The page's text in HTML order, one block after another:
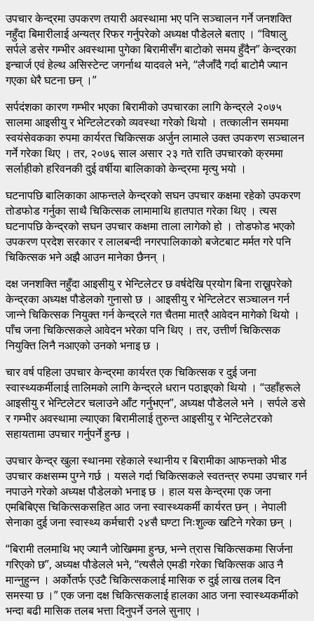
उपचार केन्द्रमा उपकरण तयारी अवस्थामा भए पनि सञ्चालन गर्ने जनशक्ति
नहुँदा बिमारीलाई अन्यत्र रिफर गर्नुपरेको अध्यक्ष पौडेलले बताए । “विषालु
सर्पले डसेर गम्भीर अवस्थामा पुगेका बिरामीसँग बाटोको समय हुँदैन” केन्द्रका
इन्चार्ज एवं हेल्थ असिस्टेन्ट जगर्नाथ यादवले भने, “लैजाँदै गर्दा बाटोमै ज्यान
गएका धेरै घटना छन् ।”
सर्पदंशका कारण गम्भीर भएका बिरामीको उपचारका लागि केन्द्रले २०७५
सालमा आइसीयु र भेन्टिलेटरको व्यवस्था गरेको थियो । तत्कालीन समयमा
स्वयंसेवकका रुपमा कार्यरत चिकित्सक अर्जुन लामाले उक्त उपकरण सञ्चालन
गर्ने गरेका थिए । तर, २०७६ साल असार २३ गते राति उपचारको क्रममा
सर्लाहीको हरिवनकी दुई वर्षीया बालिकाको केन्द्रमा मृत्यु भयो ।
घटनापछि बालिकाका आफन्तले केन्द्रको सघन उपचार कक्षमा रहेको उपकरण
तोडफोड गर्नुका साथै चिकित्सक लामामाथि हातपात गरेका थिए । त्यस
घटनापछि केन्द्रको सघन उपचार कक्षमा ताला लागेको हो । तोडफोड भएको
उपकरण प्रदेश सरकार र लालबन्दी नगरपालिकाको बजेटबाट मर्मत गरे पनि
चिकित्सक भने अझै आउन मानेका छैनन् ।
दक्ष जनशक्ति नहुँदा आइसीयु र भेन्टिलेटर छ वर्षदेखि प्रयोग बिना राख्नुपरेको
केन्द्रका अध्यक्ष पौडेलको गुनासो छ । आइसीयु र भेन्टिलेटर सञ्चालन गर्न
जान्ने चिकित्सक नियुक्त गर्न केन्द्रले गत चैतमा मात्रै आवेदन मागेको थियो ।
पाँच जना चिकित्सकले आवेदन भरेका पनि थिए । तर, उत्तीर्ण चिकित्सक
नियुक्ति लिनै नआएको उनको भनाइ छ ।
चार वर्ष पहिला उपचार केन्द्रमा कार्यरत एक चिकित्सक र दुई जना
स्वास्थ्यकर्मीलाई तालिमको लागि केन्द्रले धरान पठाइएको थियो । “उहाँहरूले
आइसीयु र भेन्टिलेटर चलाउने आँट गर्नुभएन”, अध्यक्ष पौडेलले भने । सर्पले डसे
र गम्भीर अवस्थामा ल्याएका बिरामीलाई तुरुन्त आइसीयु र भेन्टिलेटरको
सहायतामा उपचार गर्नुपर्ने हुन्छ ।
उपचार केन्द्र खुला स्थानमा रहेकाले स्थानीय र बिरामीका आफन्तको भीड
उपचार कक्षसम्म पुग्ने गर्छ । यसले गर्दा चिकित्सकले स्वतन्त्र रुपमा उपचार गर्न
नपाउने गरेको अध्यक्ष पौडेलको भनाइ छ । हाल यस केन्द्रमा एक जना
एमबिबिएस चिकित्सकसहित आठ जना स्वास्थ्यकर्मी कार्यरत छन् । नेपाली
सेनाका दुई जना स्वास्थ्य कर्मचारी २४सै घण्टा निःशुल्क खटिने गरेका छन् ।
“बिरामी तलमाथि भए ज्यानै जोखिममा हुन्छ, भन्ने त्रास चिकित्सकमा सिर्जना
गरिएको छ”, अध्यक्ष पौडेलले भने, “त्यसैले एमडी गरेका चिकित्सक आउ नै
मान्नुहुन्न । अर्कोतर्फ एउटै चिकित्सकलाई मासिक रु दुई लाख तलब दिन
समस्या छ ।” एक जना दक्ष चिकित्सकलाई हालका आठ जना स्वास्थ्यकर्मीको
भन्दा बढी मासिक तलब भत्ता दिनुपर्ने उनले सुनाए ।